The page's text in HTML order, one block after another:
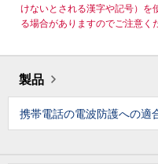
けないとされる漢字や記号）を
る場合がありますのでご注意く
製品
携帯電話の電波防護への適